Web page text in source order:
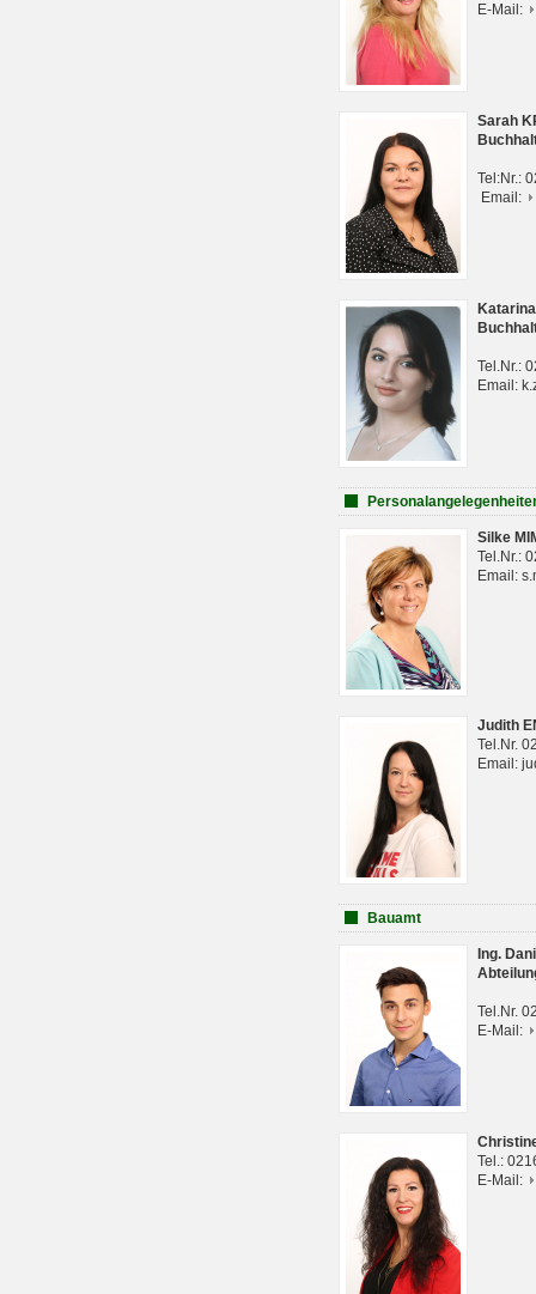
E-Mail:
Sarah
Tel:Nr.:
Email:
Tel.Nr.:
Email:
Silke
Tel.Nr.:
Email:
Judith
Tel.Nr.
Email:
Bauamt
Ing.
Tel.Nr.
E-Mail:
Tel.:
E-Mail: